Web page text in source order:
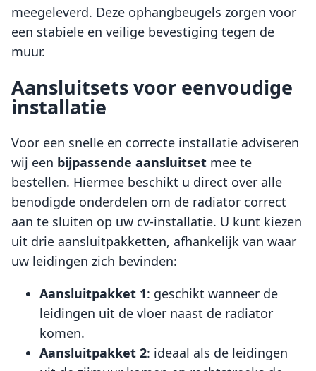
meegeleverd. Deze ophangbeugels zorgen voor
een stabiele en veilige bevestiging tegen de
muur.
Aansluitsets voor eenvoudige
installatie
Voor een snelle en correcte installatie adviseren
wij een bijpassende aansluitset mee te
bestellen. Hiermee beschikt u direct over alle
benodigde onderdelen om de radiator correct
aan te sluiten op uw cv-installatie. U kunt kiezen
uit drie aansluitpakketten, afhankelijk van waar
uw leidingen zich bevinden:
Aansluitpakket 1: geschikt wanneer de
leidingen uit de vloer naast de radiator
komen.
Aansluitpakket 2: ideaal als de leidingen